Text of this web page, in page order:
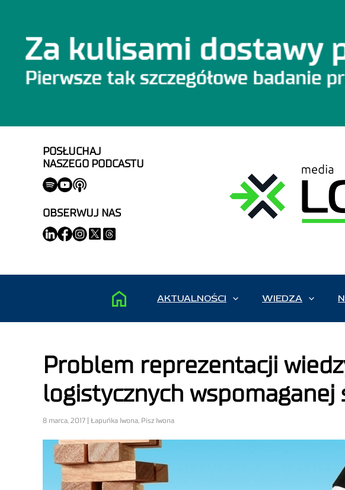
POSŁUCHAJ
NASZEGO PODCASTU
OBSERWUJ NAS
AKTUALNOŚCI WIEDZA
Problem reprezentacji
logistycznych
8 marca, 2017 | Łapuńka Iwona, Pisz Iwona